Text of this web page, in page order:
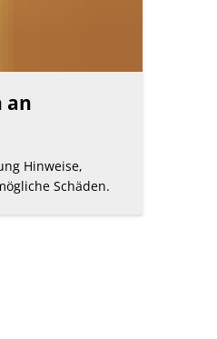
an
Hinweise,
Schäden.